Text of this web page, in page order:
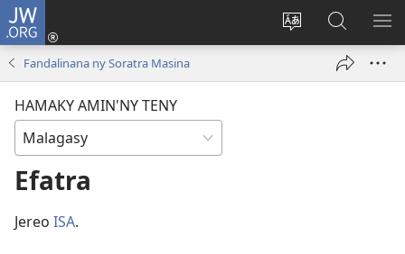
JW.ORG
Hiova
Hiditra
(manokatra
ato
Amin’ny
Fandalinana ny Soratra Masina
HAMAKY AMIN'NY TENY
Efatra
Jereo ISA.